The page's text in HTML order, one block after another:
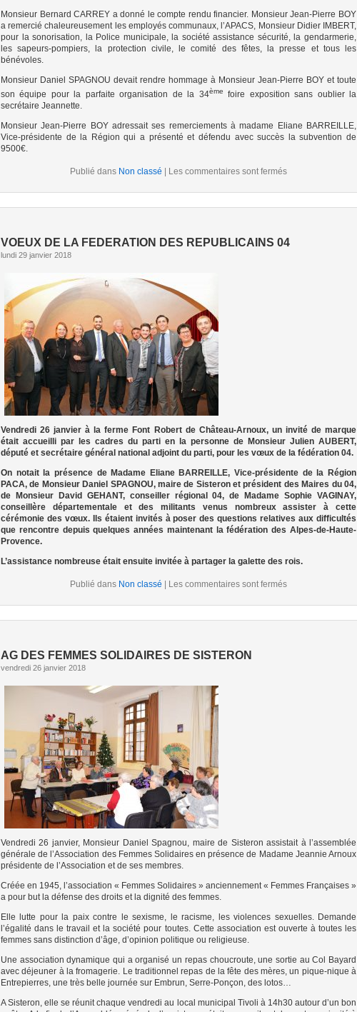
Monsieur Bernard CARREY a donné le compte rendu financier. Monsieur Jean-Pierre BOY
a remercié chaleureusement les employés communaux, l’APACS, Monsieur Didier IMBERT,
pour la sonorisation, la Police municipale, la société assistance sécurité, la gendarmerie,
les sapeurs-pompiers, la protection civile, le comité des fêtes, la presse et tous les
bénévoles.
Monsieur Daniel SPAGNOU devait rendre hommage à Monsieur Jean-Pierre BOY et toute
son équipe pour la parfaite organisation de la 34ème
foire exposition sans oublier la
secrétaire Jeannette.
Monsieur Jean-Pierre BOY adressait ses remerciements à madame Eliane BARREILLE,
Vice-présidente de la Région qui a présenté et défendu avec succès la subvention de
9500€.
Publié dans Non classé Les commentaires sont fermés
VOEUX DE LA FEDERATION DES REPUBLICAINS 04
lundi 29 janvier 2018
Vendredi 26 janvier à la ferme Font Robert de Château-Arnoux, un invité de marque
était accueilli par les cadres du parti en la personne de Monsieur Julien AUBERT,
député et secrétaire général national adjoint du parti, pour les vœux de la fédération 04.
On notait la présence de Madame Eliane BARREILLE, Vice-présidente de la Région
PACA, de Monsieur Daniel SPAGNOU, maire de Sisteron et président des Maires du 04,
de Monsieur David GEHANT, conseiller régional 04, de Madame Sophie VAGINAY,
conseillère départementale et des militants venus nombreux assister à cette
cérémonie des vœux. Ils étaient invités à poser des questions relatives aux difficultés
que rencontre depuis quelques années maintenant la fédération des Alpes-de-Haute-
Provence.
L’assistance nombreuse était ensuite invitée à partager la galette des rois.
Publié dans Non classé Les commentaires sont fermés
AG DES FEMMES SOLIDAIRES DE SISTERON
vendredi 26 janvier 2018
Vendredi 26 janvier, Monsieur Daniel Spagnou, maire de Sisteron assistait à l’assemblée
générale de l’Association des Femmes Solidaires en présence de Madame Jeannie Arnoux
présidente de l’Association et de ses membres.
Créée en 1945, l’association « Femmes Solidaires » anciennement « Femmes Françaises »
a pour but la défense des droits et la dignité des femmes.
Elle lutte pour la paix contre le sexisme, le racisme, les violences sexuelles. Demande
l’égalité dans le travail et la société pour toutes. Cette association est ouverte à toutes les
femmes sans distinction d’âge, d’opinion politique ou religieuse.
Une association dynamique qui a organisé un repas choucroute, une sortie au Col Bayard
avec déjeuner à la fromagerie. Le traditionnel repas de la fête des mères, un pique-nique à
Entrepierres, une très belle journée sur Embrun, Serre-Ponçon, des lotos…
A Sisteron, elle se réunit chaque vendredi au local municipal Tivoli à 14h30 autour d’un bon